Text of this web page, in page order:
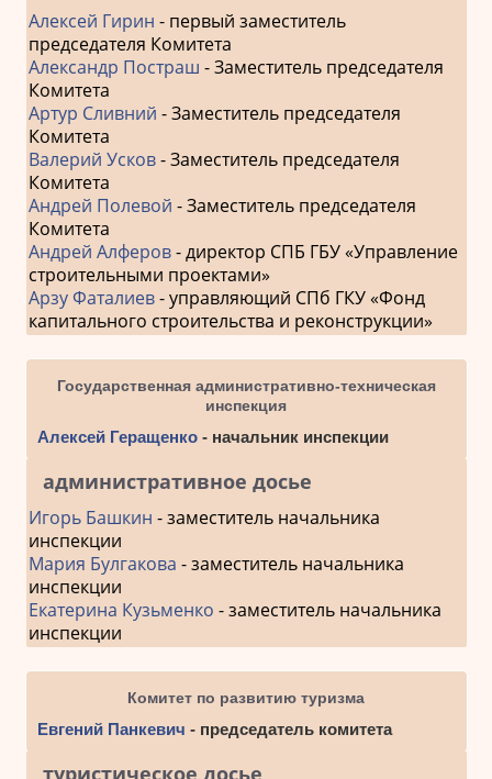
Алексей Гирин - первый заместитель
председателя Комитета
Александр Постраш - Заместитель председателя
Комитета
Артур Сливний - Заместитель председателя
Комитета
Валерий Усков- Заместитель председателя
Комитета
Андрей Полевой - Заместитель председателя
Комитета
Андрей Алферов- директор СПБ ГБУ «Управление
строительными проектами»
Арзу Фаталиев- управляющий СПб ГКУ «Фонд
капитального строительства и реконструкции»
Государственная административно-техническая
инспекция
Алексей Геращенко- начальник инспекции
административное досье
Игорь Башкин - заместитель начальника
инспекции
Мария Булгакова - заместитель начальника
инспекции
Екатерина Кузьменко - заместитель начальника
инспекции
Комитет по развитию туризма
Евгений Панкевич - председатель комитета
туристическое досье